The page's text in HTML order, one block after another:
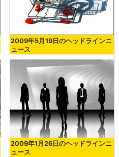
2009年5月19日のヘッドラインニ
ュース
2009年1月26日のヘッドラインニ
ュース